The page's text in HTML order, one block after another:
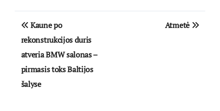
Navigacija
tarp
įrašų
Kaune po
rekonstrukcijos duris
atveria BMW salonas –
pirmasis toks Baltijos
šalyse
Atmetė